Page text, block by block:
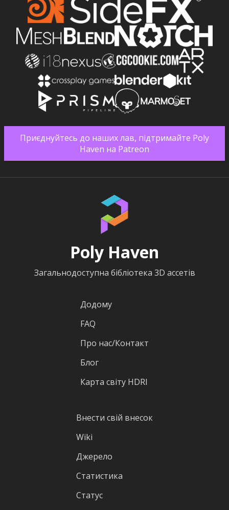
Приєднуйтесь до наших лав, підтримайте Poly
Haven на Patreon
Poly Haven
Загальнодоступна бібліотека 3D ассетів
Додому
FAQ
Про нас/Контакт
Блог
Карта світу HDRI
Внести свій внесок
Wiki
Джерело
Статистика
Статус